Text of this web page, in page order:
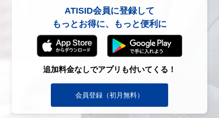
ATISID会員に登録して
もっとお得に、もっと便利に
追加料金なしでアプリも付いてくる！
会員登録（初月無料）